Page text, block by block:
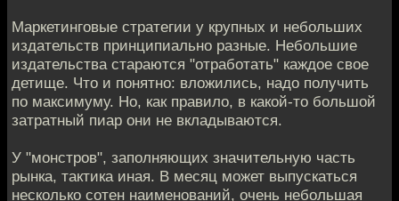
Маркетинговые стратегии у крупных и небольших
издательств принципиально разные. Небольшие
издательства стараются "отработать" каждое свое
детище. Что и понятно: вложились, надо получить
по максимуму. Но, как правило, в какой-то большой
затратный пиар они не вкладываются.
У "монстров", заполняющих значительную часть
рынка, тактика иная. В месяц может выпускаться
несколько сотен наименований, очень небольшая